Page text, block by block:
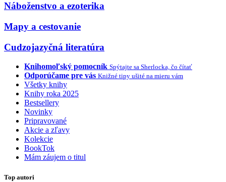
Náboženstvo a ezoterika
Mapy a cestovanie
Cudzojazyčná literatúra
Knihomoľský pomocník Spýtajte sa Sherlocka, čo čítať
Odporúčame pre vás Knižné tipy ušité na mieru vám
Všetky knihy
Knihy roka 2025
Bestsellery
Novinky
Pripravované
Akcie a zľavy
Kolekcie
BookTok
Mám záujem o titul
Top autori